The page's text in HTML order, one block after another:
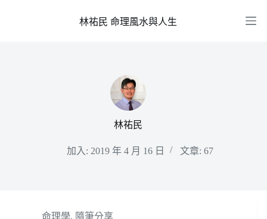
林祐民 命理風水與人生
林祐民
加入: 2019 年 4 月 16 日 文章: 67
命理學, 隨筆分享